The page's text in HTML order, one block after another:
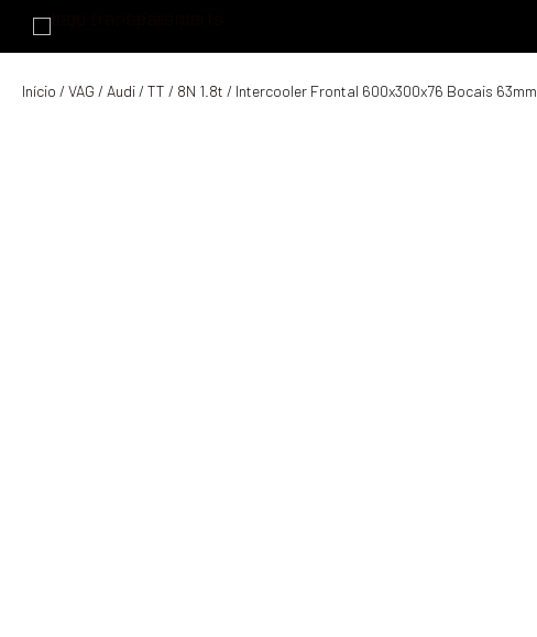
Início / VAG / Audi/ TT / 8N 1.8t / Intercooler Frontal 600x300x76 Bocais 63mm